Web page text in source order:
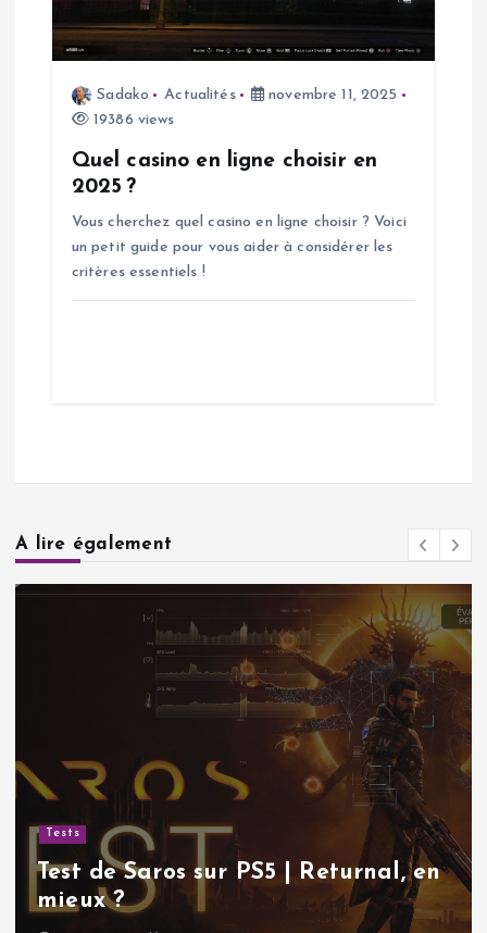
e
Sadako Actualités
novembre 11, 2025
19386 views
Quel casino en ligne choisir en
2025 ?
Vous cherchez quel casino en ligne choisir ? Voici
un petit guide pour vous aider à considérer les
critères essentiels !
A lire également
Tests
Test de Saros sur PS5 | Returnal, en
mieux ?